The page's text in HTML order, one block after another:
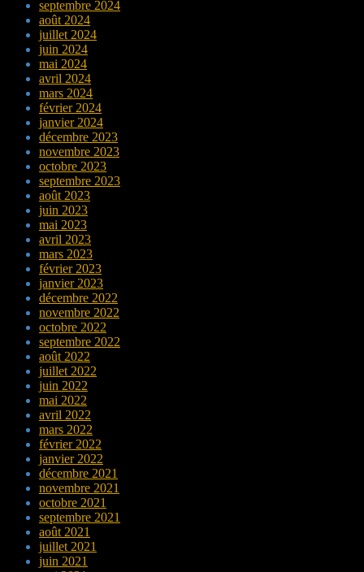
septembre 2024
août 2024
juillet 2024
juin 2024
mai 2024
avril 2024
mars 2024
février 2024
janvier 2024
décembre 2023
novembre 2023
octobre 2023
septembre 2023
août 2023
juin 2023
mai 2023
avril 2023
mars 2023
février 2023
janvier 2023
décembre 2022
novembre 2022
octobre 2022
septembre 2022
août 2022
juillet 2022
juin 2022
mai 2022
avril 2022
mars 2022
février 2022
janvier 2022
décembre 2021
novembre 2021
octobre 2021
septembre 2021
août 2021
juillet 2021
juin 2021